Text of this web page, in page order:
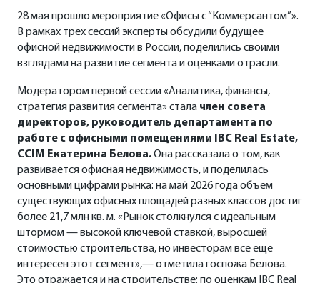
28 мая прошло мероприятие «Офисы с “Коммерсантом”».
В рамках трех сессий эксперты обсудили будущее
офисной недвижимости в России, поделились своими
взглядами на развитие сегмента и оценками отрасли.
Модератором первой сессии «Аналитика, финансы,
стратегия развития сегмента» стала член совета
директоров, руководитель департамента по
работе с офисными помещениями IBC Real Estate,
CCIM Екатерина Белова.Она рассказала о том, как
развивается офисная недвижимость, и поделилась
основными цифрами рынка: на май 2026 года объем
существующих офисных площадей разных классов достиг
более 21,7 млн кв. м. «Рынок столкнулся с идеальным
штормом — высокой ключевой ставкой, выросшей
стоимостью строительства, но инвесторам все еще
интересен этот сегмент»,— отметила госпожа Белова.
Это отражается и на строительстве: по оценкам IBC Real